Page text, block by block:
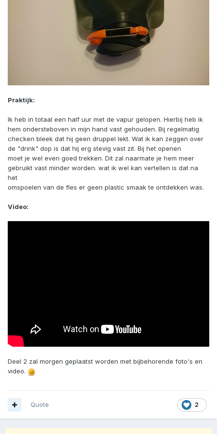
Praktijk:
Ik heb in totaal een half uur met de vapur gelopen. Hierbij heb ik
hem ondersteboven in mijn hand vast gehouden. Bij regelmatig
checken bleek dat hij geen druppel lekt. Wat ik kan zeggen over
de "drink" dop is dat hij erg stevig vast zit. Bij het openen
moet je wel even goed trekken. Dit zal naarmate je hem meer
gebruikt vast minder worden. wat ik wel kan vertellen is dat na
het
omspoelen van de fles er geen plastic smaak te ontdekken was.
Video:
Deel 2 zal morgen geplaatst worden met bijbehorende foto's en
video.
2
Quote